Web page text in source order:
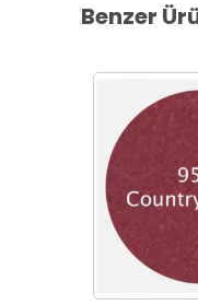
Benzer